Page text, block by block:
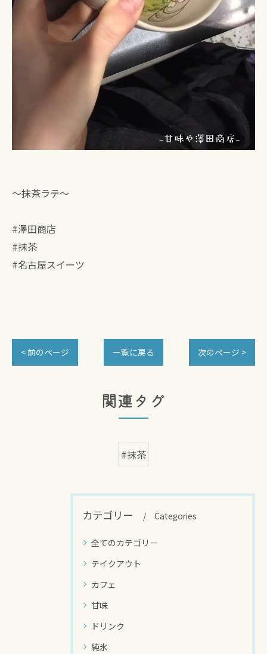
〜抹茶ラテ〜
#澤田商店
#抹茶
#名古屋スイーツ
< 前のページ 一覧に戻る 次のページ >
関連タグ
#抹茶
カテゴリー Categories
全てのカテゴリー
テイクアウト
カフェ
甘味
ドリンク
純氷